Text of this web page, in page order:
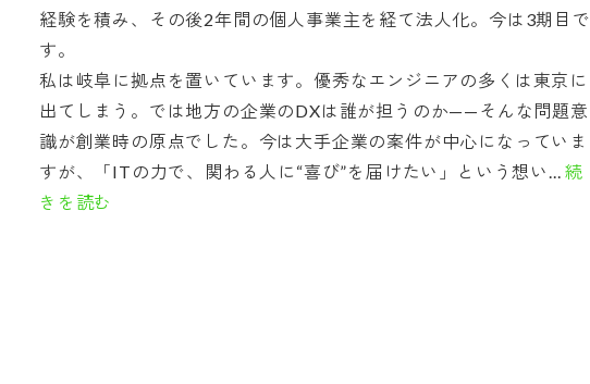
経験を積み、その後2年間の個人事業主を経て法人化。今は3期目で
す。
私は岐阜に拠点を置いています。優秀なエンジニアの多くは東京に
出てしまう。では地方の企業のDXは誰が担うのか——そんな問題意
識が創業時の原点でした。今は大手企業の案件が中心になっていま
すが、「ITの力で、関わる人に“喜び”を届けたい」という想い... 続
きを読む